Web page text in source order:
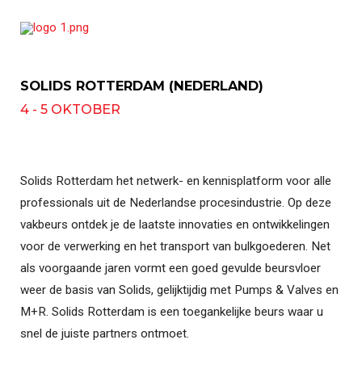
SOLIDS ROTTERDAM (NEDERLAND)
4 - 5 OKTOBER
Solids Rotterdam het netwerk- en kennisplatform voor alle
professionals uit de Nederlandse procesindustrie. Op deze
vakbeurs ontdek je de laatste innovaties en ontwikkelingen
voor de verwerking en het transport van bulkgoederen. Net
als voorgaande jaren vormt een goed gevulde beursvloer
weer de basis van Solids, gelijktijdig met Pumps & Valves en
M+R. Solids Rotterdam is een toegankelijke beurs waar u
snel de juiste partners ontmoet.